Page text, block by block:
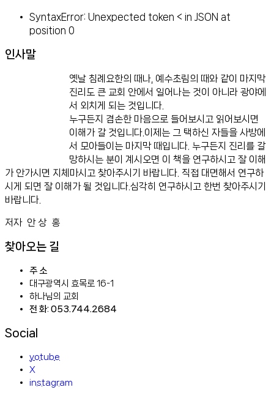
SyntaxError: Unexpected token < in JSON at
position 0
인사말
옛날 침례요한의 때나, 예수초림의 때와 같이 마지막
진리도 큰 교회 안에서 일어나는 것이 아니라 광야에
서 외치게 되는 것입니다.
누구든지 겸손한 마음으로 들어보시고 읽어보시면
이해가 갈 것입니다.이제는 그 택하신 자들을 사방에
서 모아들이는 마지막 때입니다. 누구든지 진리를 갈
망하시는 분이 계시오면 이 책을 연구하시고 잘 이해
가 안가시면 지체마시고 찾아주시기 바랍니다. 직접 대면해서 연구하
시게 되면 잘 이해가 될 것입니다.심각히 연구하시고 한번 찾아주시기
바랍니다.
저자 안 상 홍
찾아오는 길
주 소
대구광역시 효목로 16-1
하나님의 교회
전 화: 053.744.2684
Social
yotube
X
instagram